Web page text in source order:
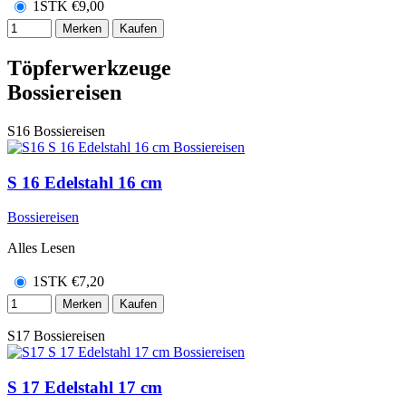
1STK €9,00
Merken Kaufen
Töpferwerkzeuge
Bossiereisen
S16 Bossiereisen
S 16 Edelstahl 16 cm
Bossiereisen
Alles Lesen
1STK €7,20
Merken Kaufen
S17 Bossiereisen
S 17 Edelstahl 17 cm